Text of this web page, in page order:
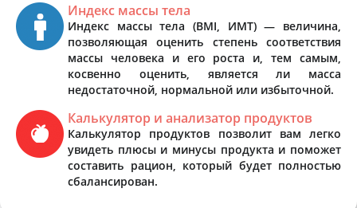
Индекс массы тела
Индекс массы тела (BMI, ИМТ) — величина,
позволяющая оценить степень соответствия
массы человека и его роста и, тем самым,
косвенно оценить, является ли масса
недостаточной, нормальной или избыточной.
Калькулятор и анализатор продуктов
Калькулятор продуктов позволит вам легко
увидеть плюсы и минусы продукта и поможет
составить рацион, который будет полностью
сбалансирован.